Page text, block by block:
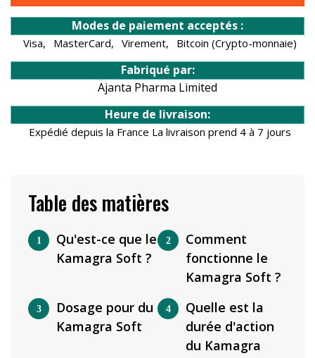
Modes de paiement acceptés :
Visa, MasterCard, Virement, Bitcoin (Crypto-monnaie)
Fabriqué par:
Ajanta Pharma Limited
Heure de livraison:
Expédié depuis la France La livraison prend 4 à 7 jours
Table des matières
Qu'est-ce que le
Kamagra Soft ?
Comment
fonctionne le
Kamagra Soft ?
Dosage pour du
Kamagra Soft
Quelle est la
durée d'action
du Kamagra